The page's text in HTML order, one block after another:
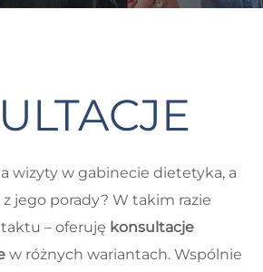
wizyty w gabinecie dietetyka, a
jego porady? W takim razie
– oferuję konsultacje
w różnych wariantach. Wspólnie